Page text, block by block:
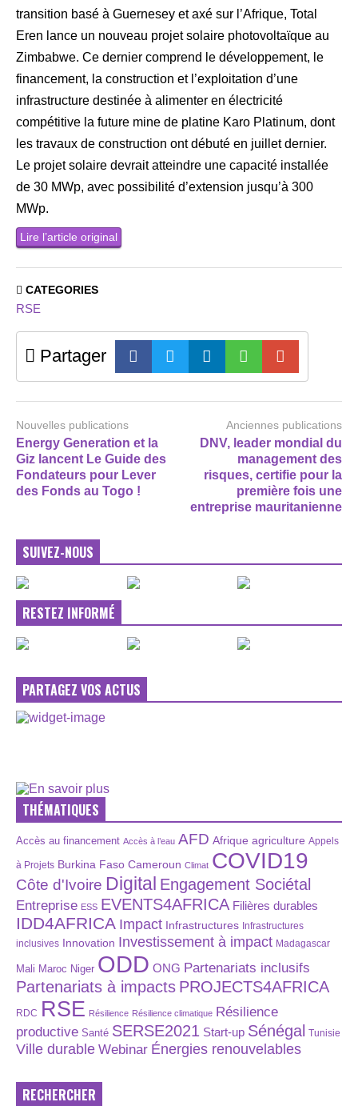
transition basé à Guernesey et axé sur l’Afrique, Total
Eren lance un nouveau projet solaire photovoltaïque au
Zimbabwe. Ce dernier comprend le développement, le
financement, la construction et l’exploitation d’une
infrastructure destinée à alimenter en électricité
compétitive la future mine de platine Karo Platinum, dont
les travaux de construction ont débuté en juillet dernier.
Le projet solaire devrait atteindre une capacité installée
de 30 MWp, avec possibilité d’extension jusqu’à 300
MWp.
Lire l’article original
CATEGORIES
RSE
Partager
Nouvelles publications
Energy Generation et la
Giz lancent Le Guide des
Fondateurs pour Lever
des Fonds au Togo !
Anciennes publications
DNV, leader mondial du
management des
risques, certifie pour la
première fois une
entreprise mauritanienne
SUIVEZ-NOUS
RESTEZ INFORMÉ
PARTAGEZ VOS ACTUS
THÉMATIQUES
Accès au financement Accès à l’eau AFD Afrique agriculture Appels
à Projets Burkina Faso Cameroun Climat COVID19
Côte d'Ivoire Digital Engagement Sociétal
Entreprise ESS EVENTS4AFRICA Filières durables
IDD4AFRICA Impact Infrastructures Infrastructures
inclusives Innovation Investissement à impact Madagascar
Mali Maroc Niger ODD ONG Partenariats inclusifs
Partenariats à impacts PROJECTS4AFRICA
RDC RSE Résilience Résilience climatique Résilience
productive Santé SERSE2021 Start-up Sénégal Tunisie
Ville durable Webinar Énergies renouvelables
RECHERCHER